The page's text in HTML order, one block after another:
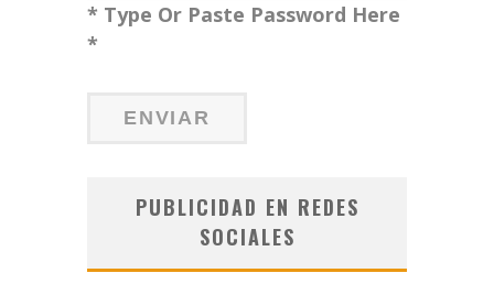
* Type Or Paste Password Here
*
PUBLICIDAD EN REDES
SOCIALES